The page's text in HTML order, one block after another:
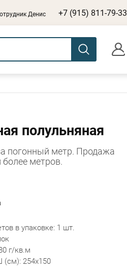
Денис +7 (915) 811-79-33
полульняная
погонный метр. Продажа
более метров.
в упаковке: 1 шт.
г/кв.м
(см): 254х150